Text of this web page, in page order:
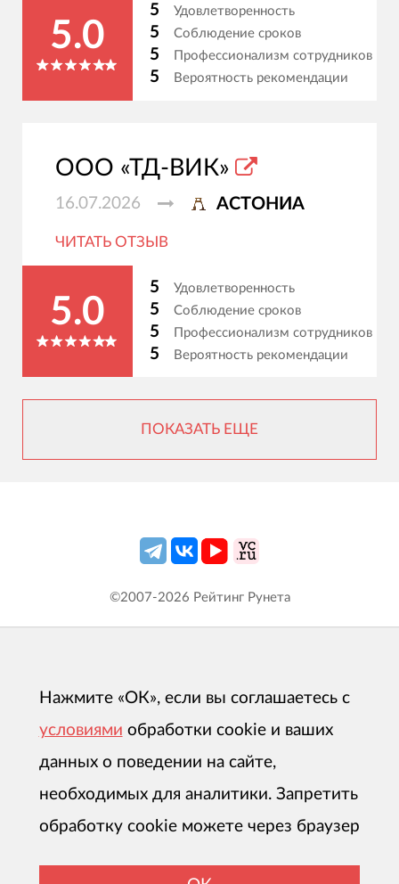
5.0
5 Удовлетворенность
5 Соблюдение сроков
5 Профессионализм сотрудников
5 Вероятность рекомендации
ООО «ТД-ВИК»
16.07.2026 АСТОНИА
ЧИТАТЬ ОТЗЫВ
5.0
5 Удовлетворенность
5 Соблюдение сроков
5 Профессионализм сотрудников
5 Вероятность рекомендации
ПОКАЗАТЬ ЕЩЕ
©2007-2026 Рейтинг Рунета
Нажмите «ОК», если вы соглашаетесь с
условиями обработки cookie и ваших
данных о поведении на сайте,
необходимых для аналитики. Запретить
обработку cookie можете через браузер